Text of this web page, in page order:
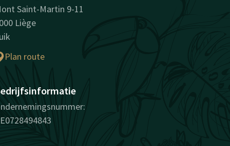
Saint-Martin 9-11
Liège
Plan route